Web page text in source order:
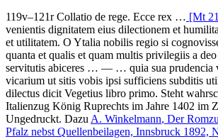
119v–121rCollatio de rege. Ecce rex … [Mt
venientis dignitatem eius dilectionem et
et utilitatem. O Ytalia nobilis regio si
quanta et qualis et quam multis privilegiis a
servitutis abiceres … — … quia sua prudencia
vicarium ut sitis vobis ipsi sufficiens subditis
dilectus dicit Vegetius libro primo. Steht
Italienzug König Ruprechts im Jahre 1402 im
Ungedruckt. Dazu A. Winkelmann, Der
Pfalz nebst Quellenbeilagen, Innsbruck 1892,